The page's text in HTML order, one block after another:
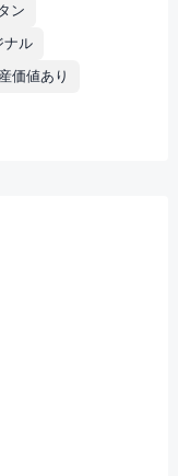
ン
ナル
価値あり